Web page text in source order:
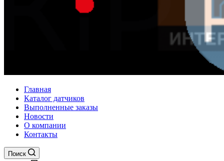
Главная
Каталог датчиков
Выполненные заказы
Новости
О компании
Контакты
Поиск